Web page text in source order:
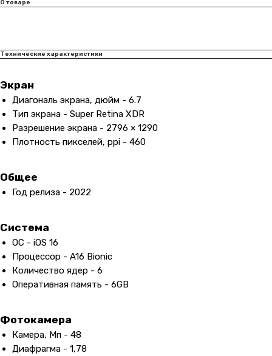
О товаре
Технические характеристики
Экран
Диагональ экрана, дюйм - 6.7
Тип экрана - Super Retina XDR
Разрешение экрана - 2796 × 1290
Плотность пикселей, ppi - 460
Общее
Год релиза - 2022
Система
ОС - iOS 16
Процессор - A16 Bionic
Количество ядер - 6
Оперативная память - 6GB
Фотокамера
Камера, Мп - 48
Диафрагма - 1,78